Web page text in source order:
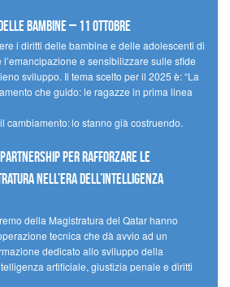
bambine – 11 ottobre
i diritti delle bambine e delle adolescenti di
e sensibilizzare sulle sfide
sviluppo. Il tema scelto per il 2025 è: “La
che guido: le ragazze in prima linea
cambiamento: lo stanno già costruendo.
partnership per rafforzare le
nell’era dell’intelligenza
della Magistratura del Qatar hanno
tecnica che dà avvio ad un
dedicato allo sviluppo della
artificiale, giustizia penale e diritti